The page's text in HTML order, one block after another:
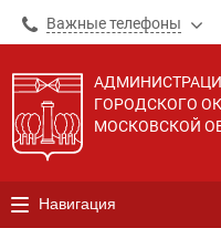
Важные телефоны
ГОРОДСКОГО
МОСКОВСКОЙ
Навигация